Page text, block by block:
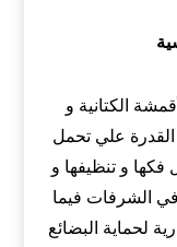
الكتانية و
القدرة علي تحمل
فكها و تنظيفها و
في الشرفات فيما
لحماية البضائع